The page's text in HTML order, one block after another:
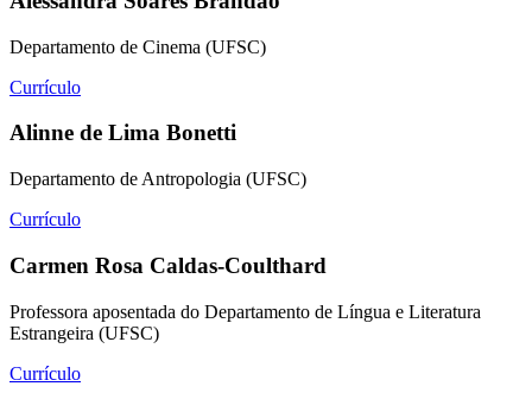
Departamento de Cinema (UFSC)
Currículo
Alinne de Lima Bonetti
Departamento de Antropologia (UFSC)
Currículo
Carmen Rosa Caldas-Coulthard
Professora aposentada do Departamento de Língua e Literatura
Estrangeira (UFSC)
Currículo